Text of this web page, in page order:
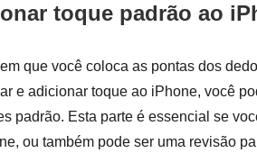
toque padrão ao
que você coloca as pontas dos
e adicionar toque ao iPhone, você
padrão. Esta parte é essencial se
ou também pode ser uma revisão